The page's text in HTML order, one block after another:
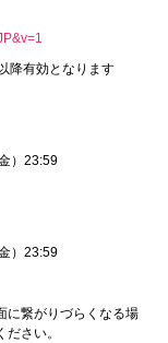
降有効となります
）23:59
）23:59
に繋がりづらくなる場
さい。